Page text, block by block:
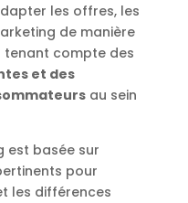
les offres, les
de manière
tenant compte des
et des
au sein
est basée sur
pour
les différences